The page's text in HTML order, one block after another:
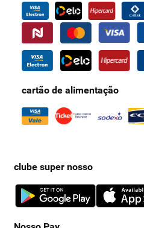
cartão de alimentação
clube super nosso